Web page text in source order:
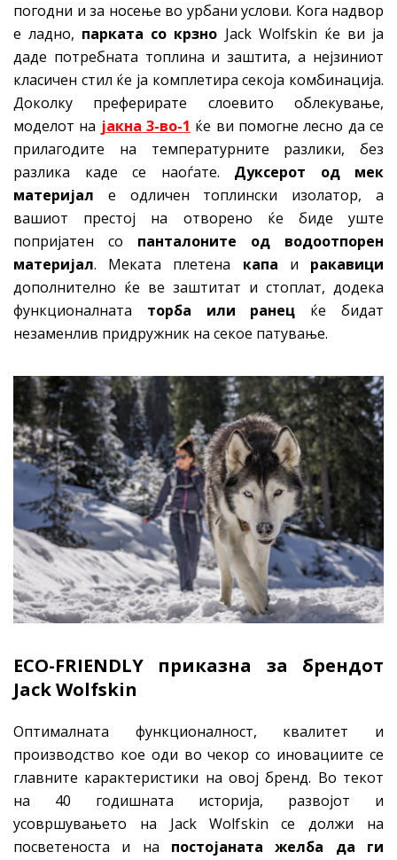
погодни и за носење во урбани услови. Кога надвор
е ладно, парката со крзно Jack Wolfskin ќе ви ја
даде потребната топлина и заштита, а нејзиниот
класичен стил ќе ја комплетира секоја комбинација.
Доколку преферирате слоевито облекување,
моделот на јакна 3-во-1 ќе ви помогне лесно да се
прилагодите на температурните разлики, без
разлика каде се наоѓате. Дуксерот од мек
материјал е одличен топлински изолатор, а
вашиот престој на отворено ќе биде уште
попријатен со панталоните од водоотпорен
материјал. Меката плетена капа и ракавици
дополнително ќе ве заштитат и стоплат, додека
функционалната торба или ранец ќе бидат
незаменлив придружник на секое патување.
ECO-FRIENDLY приказна за брендот
Jack Wolfskin
Оптималната функционалност, квалитет и
производство кое оди во чекор со иновациите се
главните карактеристики на овој бренд. Во текот
на 40 годишната историја, развојот и
усовршувањето на Jack Wolfskin се должи на
посветеноста и на постојаната желба да ги